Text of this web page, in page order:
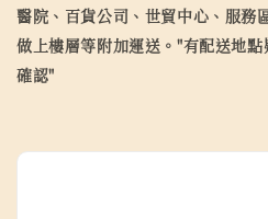
醫院、百貨公司、世貿中心、服務
做上樓層等附加運送。"有配送地
確認"